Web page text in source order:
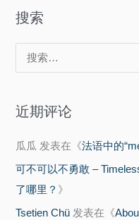
Actions
搜索
索
近期评论
瓜瓜 发表在《法语中的
可不可以不勇敢 –
了哪里？ 》
Tsetien Chü 发表在《